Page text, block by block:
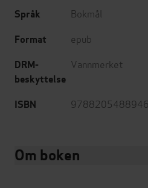
Språk Bokmål
Format epub
DRM-
beskyttelse
Vannmerket
ISBN 9788205488946
Om boken